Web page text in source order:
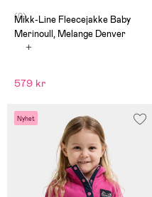
(0)
Mikk-Line Fleecejakke Baby
Merinoull, Melange Denver
579 kr
Nyhet